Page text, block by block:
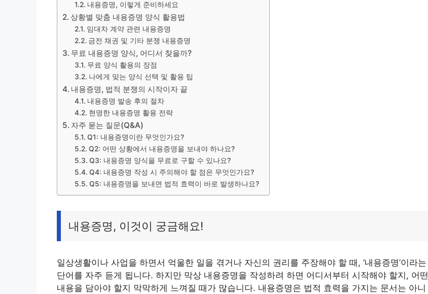
내용증명, 이렇게 준비하세요
상황별 맞춤 내용증명 양식 활용법
임대차 계약 관련 내용증명
금전 채권 및 기타 분쟁 내용증명
무료 내용증명 양식, 어디서 찾을까?
무료 양식 활용의 장점
나에게 맞는 양식 선택 및 활용 팁
내용증명, 법적 분쟁의 시작이자 끝
내용증명 발송 후의 절차
현명한 내용증명 활용 전략
자주 묻는 질문(Q&A)
Q1: 내용증명이란 무엇인가요?
Q2: 어떤 상황에서 내용증명을 보내야 하나요?
Q3: 내용증명 양식을 무료로 구할 수 있나요?
Q4: 내용증명 작성 시 주의해야 할 점은 무엇인가요?
Q5: 내용증명을 보내면 법적 효력이 바로 발생하나요?
내용증명, 이것이 궁금해요!
일상생활이나 사업을 하면서 억울한 일을 겪거나 자신의 권리를 주장해야 할 때, ‘내용증명’이라는
단어를 자주 듣게 됩니다. 하지만 막상 내용증명을 작성하려 하면 어디서부터 시작해야 할지, 어떤
내용을 담아야 할지 막막하게 느껴질 때가 많습니다. 내용증명은 법적 효력을 가지는 문서는 아니